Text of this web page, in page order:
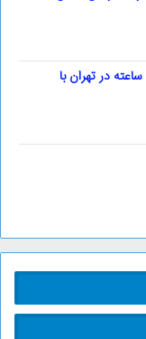
شماره اتوبوس دربستی ۲۴ ساعته در تهران با